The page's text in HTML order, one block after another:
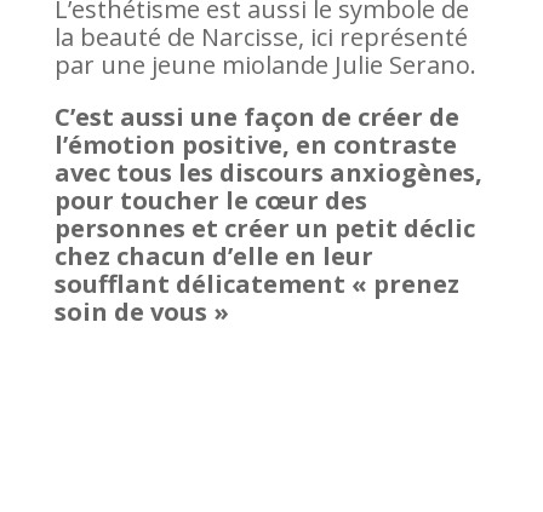
L’esthétisme est aussi le symbole de
la beauté de Narcisse, ici représenté
par une jeune miolande Julie Serano.
C’est aussi une façon de créer de
l’émotion positive, en contraste
avec tous les discours anxiogènes,
pour toucher le cœur des
personnes et créer un petit déclic
chez chacun d’elle en leur
soufflant délicatement « prenez
soin de vous »